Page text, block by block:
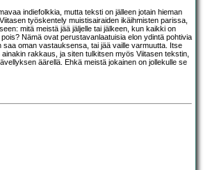
indiefolkkia, mutta teksti on jälleen jotain hieman
työskentely muistisairaiden ikäihmisten parissa,
mitä meistä jää jäljelle tai jälkeen, kun kaikki on
Nämä ovat perustavanlaatuisia elon ydintä pohtivia
oman vastauksensa, tai jää vaille varmuutta. Itse
rakkaus, ja siten tulkitsen myös Viitasen tekstin,
äärellä. Ehkä meistä jokainen on jollekulle se